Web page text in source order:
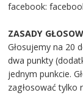
facebook:
ZASADY
Głosujemy na 20
dwa punkty
jednym punkcie.
zagłosować tylko